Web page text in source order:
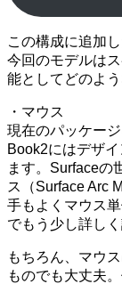
この構成に追加
今回のモデルは
能としてどのよ
・マウス
現在のパッケー
Book2にはデザ
ます。Surfaceの
ス（Surface Arc
手もよくマウス
でもう少し詳しく
もちろん、マウ
ものでも大丈夫